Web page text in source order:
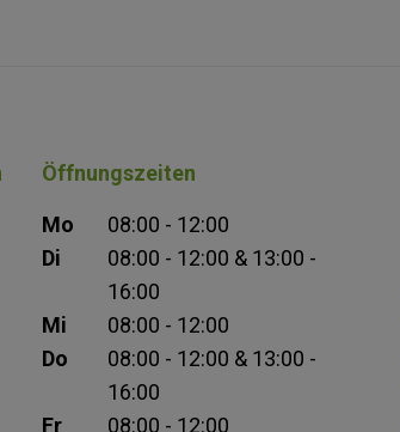
Öffnungszeiten
Mo
08:00 - 12:00
Di
08:00 - 12:00 & 13:00 -
16:00
Mi
08:00 - 12:00
Do
08:00 - 12:00 & 13:00 -
16:00
Fr
08:00 - 12:00